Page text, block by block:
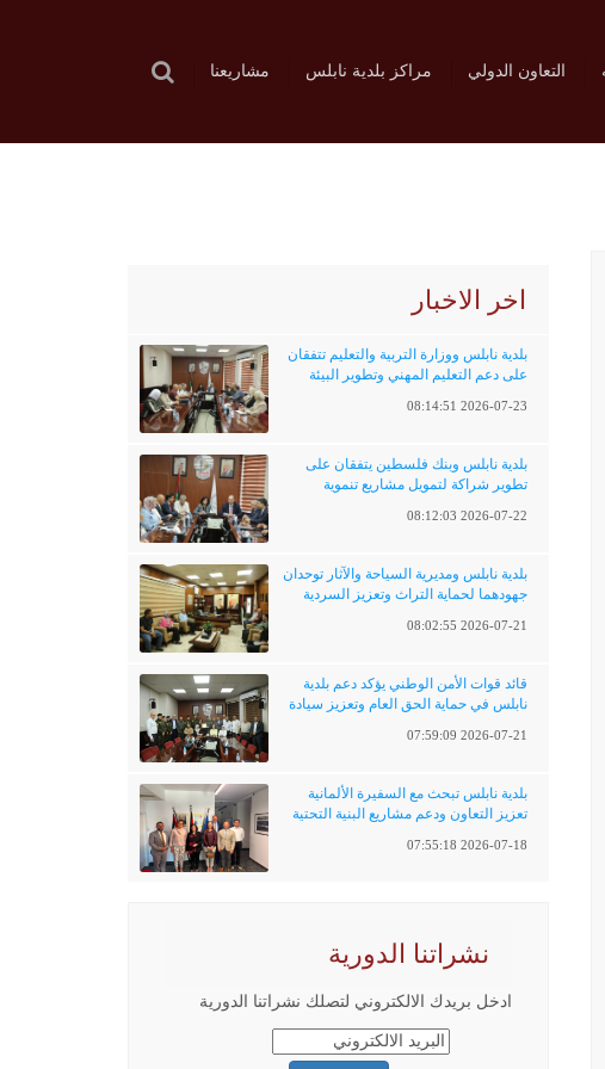
التعاون الدولي مراكز بلدية نابلس مشاريعنا
اخر الاخبار
بلدية نابلس ووزارة التربية والتعليم تتفقان
على دعم التعليم المهني وتطوير البيئة
2026-07-23 08:14:51
بلدية نابلس وبنك فلسطين يتفقان على
تطوير شراكة لتمويل مشاريع تنموية
2026-07-22 08:12:03
بلدية نابلس ومديرية السياحة والآثار توحدان
جهودهما لحماية التراث وتعزيز السردية
2026-07-21 08:02:55
قائد قوات الأمن الوطني يؤكد دعم بلدية
نابلس في حماية الحق العام وتعزيز سيادة
2026-07-21 07:59:09
بلدية نابلس تبحث مع السفيرة الألمانية
تعزيز التعاون ودعم مشاريع البنية التحتية
2026-07-18 07:55:18
نشراتنا الدورية
ادخل بريدك الالكتروني لتصلك نشراتنا الدورية